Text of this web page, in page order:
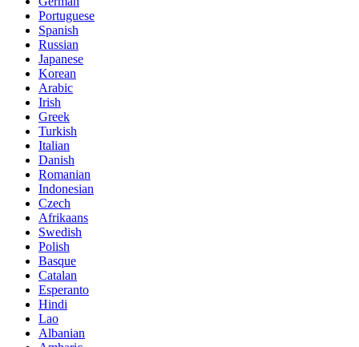
Portuguese
Spanish
Russian
Japanese
Korean
Arabic
Irish
Greek
Turkish
Italian
Danish
Romanian
Indonesian
Czech
Afrikaans
Swedish
Polish
Basque
Catalan
Esperanto
Hindi
Lao
Albanian